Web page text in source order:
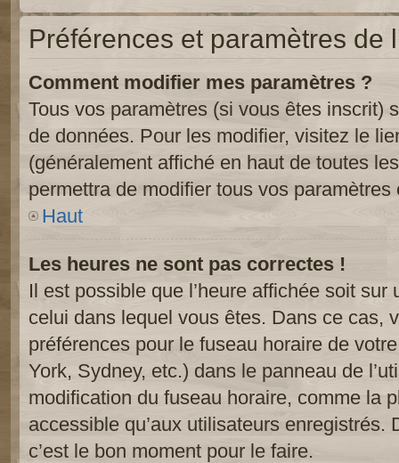
Préférences et paramètres de
Comment modifier mes paramètres ?
Tous vos paramètres (si vous êtes inscrit)
de données. Pour les modifier, visitez le
(généralement affiché en haut de toutes
permettra de modifier tous vos paramètres
Haut
Les heures ne sont pas correctes !
Il est possible que l’heure affichée soit
celui dans lequel vous êtes. Dans ce cas,
préférences pour le fuseau horaire de
York, Sydney, etc.) dans le panneau de
modification du fuseau horaire, comme la
accessible qu’aux utilisateurs enregistrés.
c’est le bon moment pour le faire.